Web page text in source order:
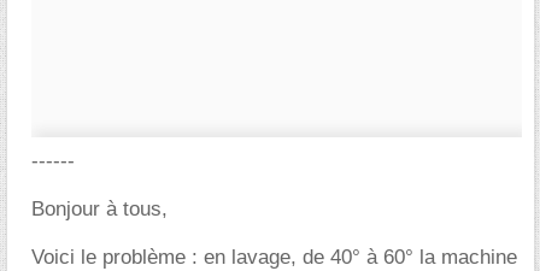
------
Bonjour à tous,
Voici le problème : en lavage, de 40° à 60° la machine